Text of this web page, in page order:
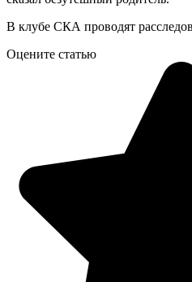
В клубе СКА проводят
Оцените статью